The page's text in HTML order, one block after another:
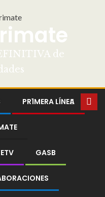
de
PR1MERA LÍNEA
GASB